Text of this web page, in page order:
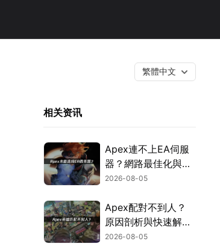
繁體中文
相关资讯
Apex連不上EA伺服
器？網路最佳化與疑
難排解全攻略！
2026-08-05
Apex配對不到人？
原因剖析與快速解決
方式！
2026-08-05